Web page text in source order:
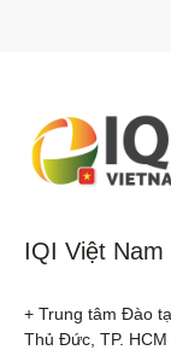
IQI Việt Nam
+ Trung tâm Đào
Thủ Đức, TP. HCM